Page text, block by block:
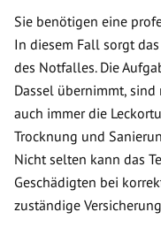
Sie benötigen eine
In diesem Fall sorgt
des Notfalles. Die
Dassel übernimmt,
auch immer die
Trocknung und
Nicht selten kann das
Geschädigten bei
zuständige